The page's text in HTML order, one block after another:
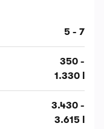
5 - 7
350 -
1.330 l
3.430 -
3.615 l